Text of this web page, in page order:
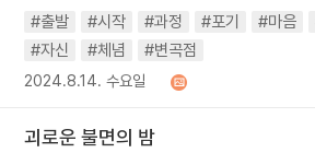
#출발 #시작 #과정 #포기 #마음
#자신
#체념 #변곡점
2024.8.14. 수요일
괴로운 불면의 밤